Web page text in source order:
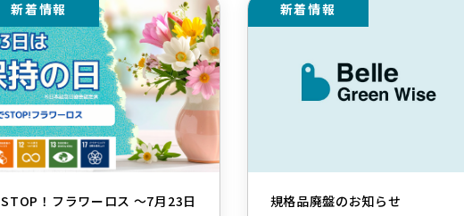
新着情報
STOP！フラワーロス ～7月23日
新着情報
規格品廃盤のお知らせ